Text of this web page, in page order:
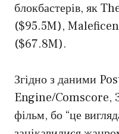
блокбастерів, як
($95.5M),
($67.8M).
Згідно з даними
Engine/Comscore,
фільм, бо “це